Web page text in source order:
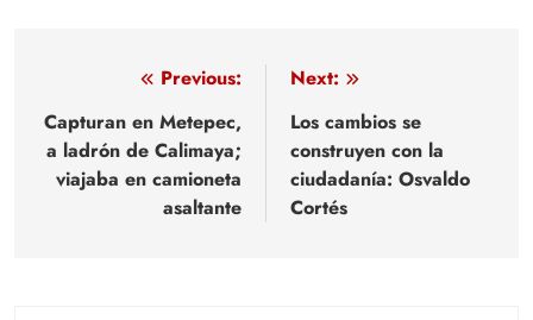
Navegación
de
entradas
Previous:
Capturan en Metepec,
a ladrón de Calimaya;
viajaba en camioneta
asaltante
Next:
Los cambios se
construyen con la
ciudadanía: Osvaldo
Cortés